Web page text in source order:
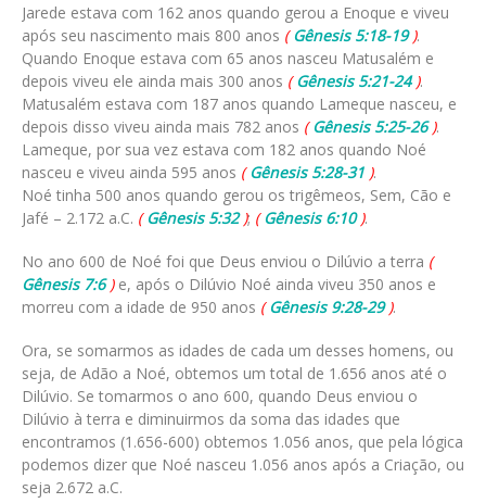
Jarede estava com 162 anos quando gerou a Enoque e viveu
após seu nascimento mais 800 anos (Gênesis 5:18-19).
Quando Enoque estava com 65 anos nasceu Matusalém e
depois viveu ele ainda mais 300 anos (Gênesis 5:21-24).
Matusalém estava com 187 anos quando Lameque nasceu, e
depois disso viveu ainda mais 782 anos (Gênesis 5:25-26).
Lameque, por sua vez estava com 182 anos quando Noé
nasceu e viveu ainda 595 anos (Gênesis 5:28-31 ).
Noé tinha 500 anos quando gerou os trigêmeos, Sem, Cão e
Jafé – 2.172 a.C. (Gênesis 5:32); (Gênesis 6:10).
No ano 600 de Noé foi que Deus enviou o Dilúvio a terra (
Gênesis 7:6)e, após o Dilúvio Noé ainda viveu 350 anos e
morreu com a idade de 950 anos (Gênesis 9:28-29).
Ora, se somarmos as idades de cada um desses homens, ou
seja, de Adão a Noé, obtemos um total de 1.656 anos até o
Dilúvio. Se tomarmos o ano 600, quando Deus enviou o
Dilúvio à terra e diminuirmos da soma das idades que
encontramos (1.656-600) obtemos 1.056 anos, que pela lógica
podemos dizer que Noé nasceu 1.056 anos após a Criação, ou
seja 2.672 a.C.